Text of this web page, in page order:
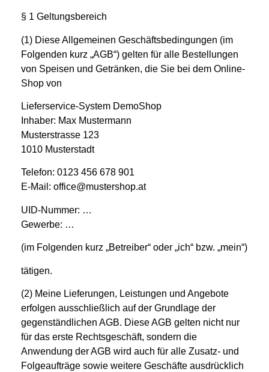
§ 1 Geltungsbereich
(1) Diese Allgemeinen Geschäftsbedingungen (im
Folgenden kurz „AGB“) gelten für alle Bestellungen
von Speisen und Getränken, die Sie bei dem Online-
Shop von
Lieferservice-System DemoShop
Inhaber: Max Mustermann
Musterstrasse 123
1010 Musterstadt
Telefon: 0123 456 678 901
E-Mail: office@mustershop.at
UID-Nummer: …
Gewerbe: …
(im Folgenden kurz „Betreiber“ oder „ich“ bzw. „mein“)
tätigen.
(2) Meine Lieferungen, Leistungen und Angebote
erfolgen ausschließlich auf der Grundlage der
gegenständlichen AGB. Diese AGB gelten nicht nur
für das erste Rechtsgeschäft, sondern die
Anwendung der AGB wird auch für alle Zusatz- und
Folgeaufträge sowie weitere Geschäfte ausdrücklich